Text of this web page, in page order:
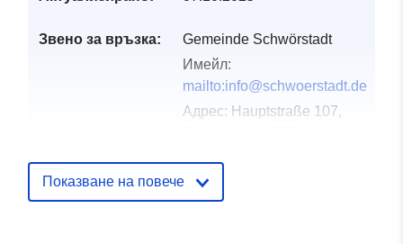
Звено за връзка:
Gemeinde Schwörstadt
Имейл:
mailto:info@schwoerstadt.de
Адрес: Hauptstraße 107,
URL адрес:
http://schwoerstadt.de
Показване на повече